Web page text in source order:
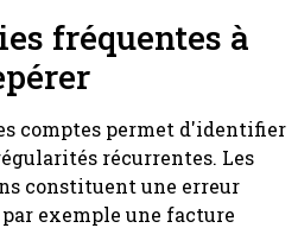
fréquentes à
comptes permet d'identifier
récurrentes. Les
constituent une erreur
exemple une facture